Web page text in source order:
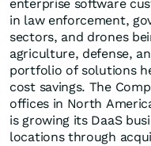
enterprise software
in law enforcement,
sectors, and drones
agriculture, defense,
portfolio of solutions
cost savings. The
offices in North
is growing its DaaS
locations through